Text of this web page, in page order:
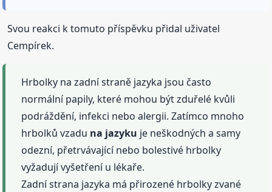
Svou reakci k tomuto příspěvku přidal uživatel
Cempírek.
Hrbolky na zadní straně jazyka jsou často
normální papily, které mohou být zduřelé kvůli
podráždění, infekci nebo alergii. Zatímco mnoho
hrbolků vzadu na jazyku je neškodných a samy
odezní, přetrvávající nebo bolestivé hrbolky
vyžadují vyšetření u lékaře.
Zadní strana jazyka má přirozené hrbolky zvané